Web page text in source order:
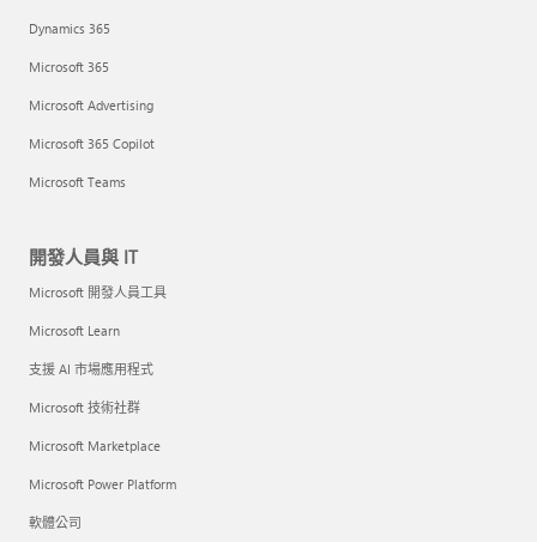
Dynamics 365
Microsoft 365
Microsoft Advertising
Microsoft 365 Copilot
Microsoft Teams
開發人員與 IT
Microsoft 開發人員工具
Microsoft Learn
支援 AI 市場應用程式
Microsoft 技術社群
Microsoft Marketplace
Microsoft Power Platform
軟體公司